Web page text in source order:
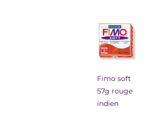
Fimo soft
57g rouge
indien